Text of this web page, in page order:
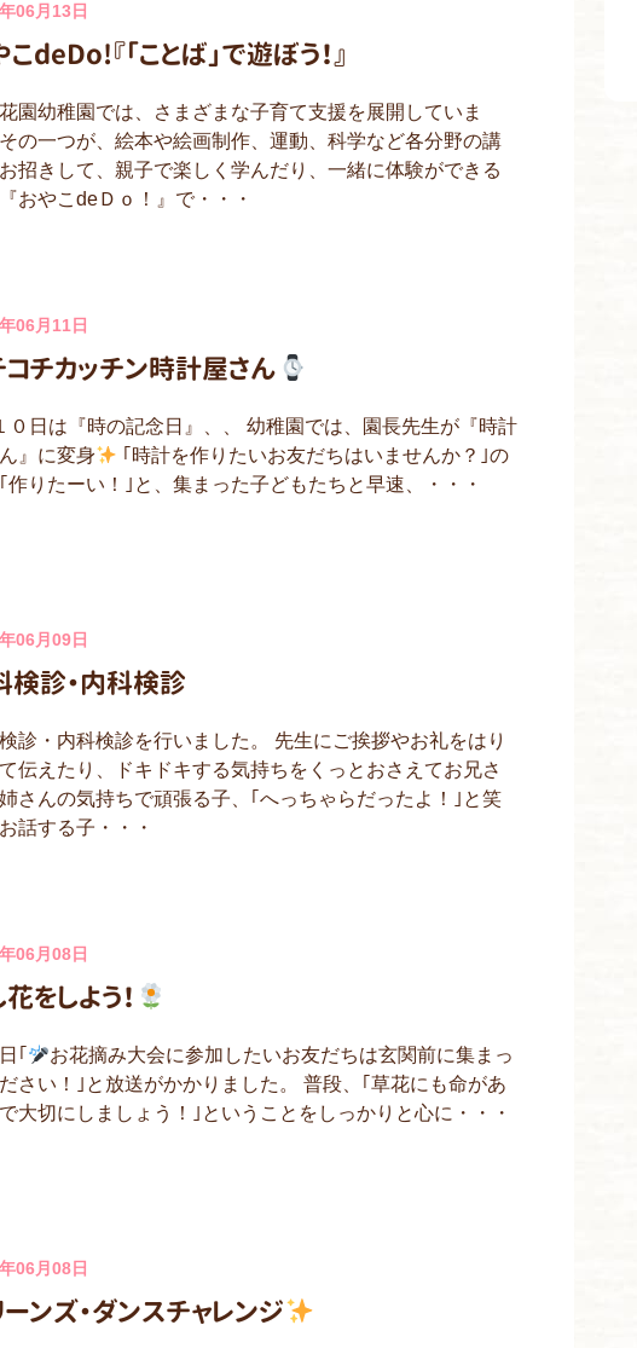
06月13日
deDo!『「ことば」で遊ぼう！』
園幼稚園では、さまざまな子育て支援を展開していま
の一つが、絵本や絵画制作、運動、科学など各分野の講
招きして、親子で楽しく学んだり、一緒に体験ができる
おやこdeＤｏ！』で・・・
06月11日
コチカッチン時計屋さん
０日は『時の記念日』、、 幼稚園では、園長先生が『時計
』に変身
｢時計を作りたいお友だちはいませんか？｣の
作りたーい！｣と、集まった子どもたちと早速、・・・
06月09日
検診・内科検診
診・内科検診を行いました。 先生にご挨拶やお礼をはり
伝えたり、ドキドキする気持ちをくっとおさえてお兄さ
さんの気持ちで頑張る子、｢へっちゃらだったよ！｣と笑
話する子・・・
06月08日
をしよう！
｢
お花摘み大会に参加したいお友だちは玄関前に集まっ
さい！｣と放送がかかりました。 普段、｢草花にも命があ
大切にしましょう！｣ということをしっかりと心に・・・
06月08日
ンズ・ダンスチャレンジ